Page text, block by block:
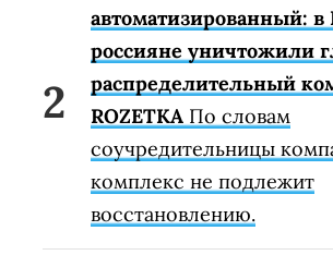
автоматизированный: в
россияне уничтожили
распределительный
ROZETKA По словам
соучредительницы
комплекс не подлежит
восстановлению.